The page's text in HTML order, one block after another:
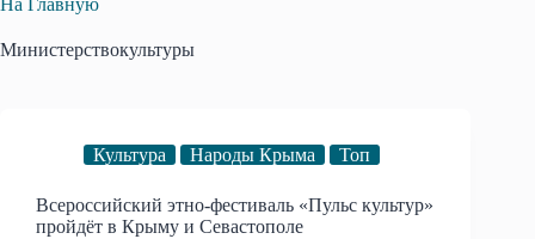
На Главную
Министерствокультуры
Культура Народы Крыма Топ
Всероссийский этно-фестиваль «Пульс культур»
пройдёт в Крыму и Севастополе